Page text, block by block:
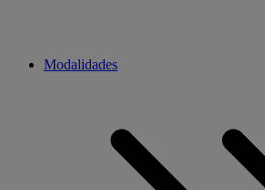
Modalidades